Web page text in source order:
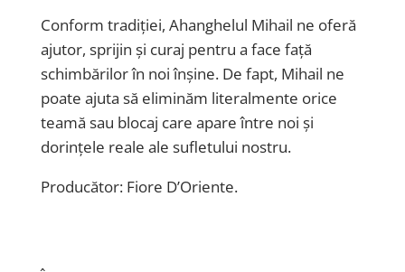
Conform tradiției, Ahanghelul Mihail ne oferă
ajutor, sprijin și curaj pentru a face față
schimbărilor în noi înșine. De fapt, Mihail ne
poate ajuta să eliminăm literalmente orice
teamă sau blocaj care apare între noi și
dorințele reale ale sufletului nostru.
Producător: Fiore D’Oriente.